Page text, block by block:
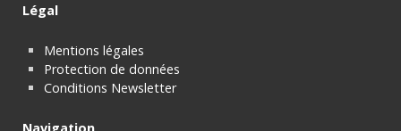
Légal
Mentions légales
Protection de données
Conditions Newsletter